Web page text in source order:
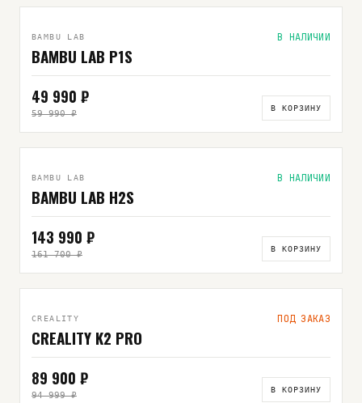
BAMBU LAB В НАЛИЧИИ
BAMBU LAB P1S
49 990 ₽
59 990 ₽
В КОРЗИНУ
BAMBU LAB В НАЛИЧИИ
BAMBU LAB H2S
143 990 ₽
161 700 ₽
В КОРЗИНУ
CREALITY ПОД ЗАКАЗ
CREALITY K2 PRO
89 900 ₽
94 999 ₽
В КОРЗИНУ